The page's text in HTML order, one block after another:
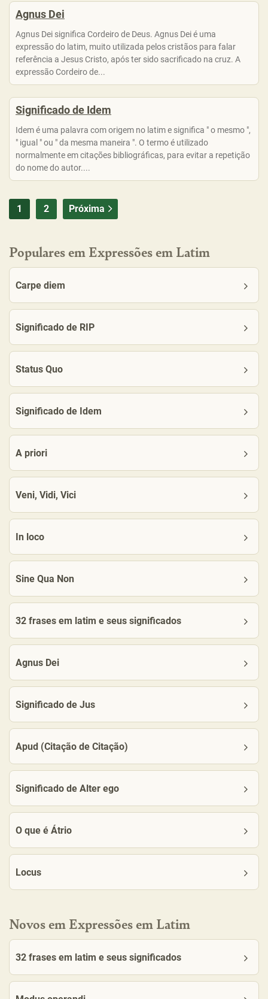
Agnus Dei
Agnus Dei significa Cordeiro de Deus. Agnus Dei é uma
expressão do latim, muito utilizada pelos cristãos para falar
referência a Jesus Cristo, após ter sido sacrificado na cruz. A
expressão Cordeiro de...
Significado de Idem
Idem é uma palavra com origem no latim e significa " o mesmo ",
" igual " ou " da mesma maneira ". O termo é utilizado
normalmente em citações bibliográficas, para evitar a repetição
do nome do autor....
1 2 Próxima
Populares em Expressões em Latim
Carpe diem
Significado de RIP
Status Quo
Significado de Idem
A priori
Veni, Vidi, Vici
In loco
Sine Qua Non
32 frases em latim e seus significados
Agnus Dei
Significado de Jus
Apud (Citação de Citação)
Significado de Alter ego
O que é Átrio
Locus
Novos em Expressões em Latim
32 frases em latim e seus significados